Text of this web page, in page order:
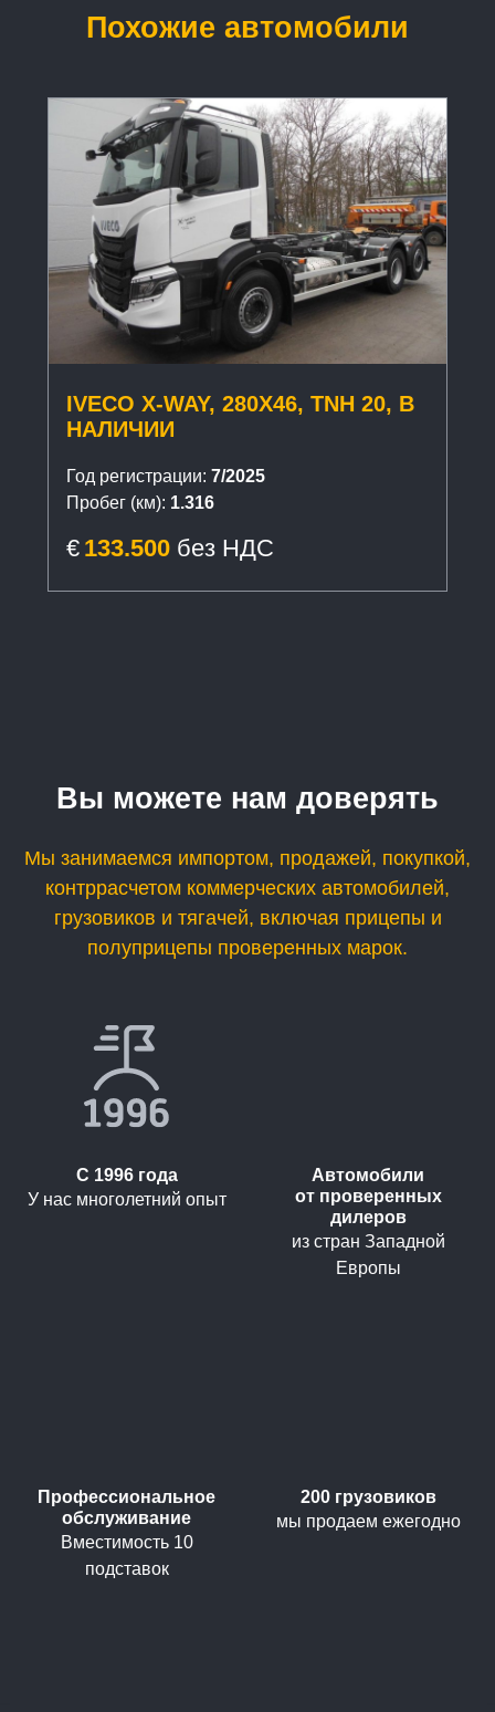
Похожие автомобили
IVECO X-WAY, 280X46, TNH 20, В
НАЛИЧИИ
Год регистрации: 7/2025
Пробег (км): 1.316
€ 133.500 без НДС
Вы можете нам доверять
Мы занимаемся импортом, продажей, покупкой,
контррасчетом коммерческих автомобилей,
грузовиков и тягачей, включая прицепы и
полуприцепы проверенных марок.
С 1996 года
У нас многолетний опыт
Автомобили
от проверенных
дилеров
из стран Западной
Европы
Профессиональное
обслуживание
Вместимость 10
подставок
200 грузовиков
мы продаем ежегодно